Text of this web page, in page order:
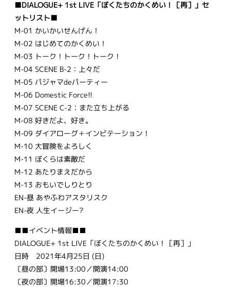
■DIALOGUE+ 1st LIVE「ぼくたちのかくめい！［再］」セ
ットリスト■
M-01 かいかいせんげん！
M-02 はじめてのかくめい！
M-03 トーク！トーク！トーク！
M-04 SCENE B-2：上々だ
M-05 パジャマdeパーティー
M-06 Domestic Force!!
M-07 SCENE C-2：また立ち上がる
M-08 好きだよ、好き。
M-09 ダイアローグ＋インビテーション！
M-10 大冒険をよろしく
M-11 ぼくらは素敵だ
M-12 あたりまえだから
M-13 おもいでしりとり
EN-昼 あやふわアスタリスク
EN-夜 人生イージー?
■■イベント情報■■
DIALOGUE+ 1st LIVE「ぼくたちのかくめい！［再］」
日時 2021年4月25日 (日)
〔昼の部〕開場13:00／開演14:00
〔夜の部〕開場16:30／開演17:30